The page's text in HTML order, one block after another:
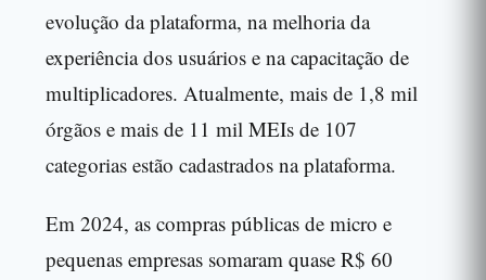
evolução da plataforma, na melhoria da
experiência dos usuários e na capacitação de
multiplicadores. Atualmente, mais de 1,8 mil
órgãos e mais de 11 mil MEIs de 107
categorias estão cadastrados na plataforma.
Em 2024, as compras públicas de micro e
pequenas empresas somaram quase R$ 60